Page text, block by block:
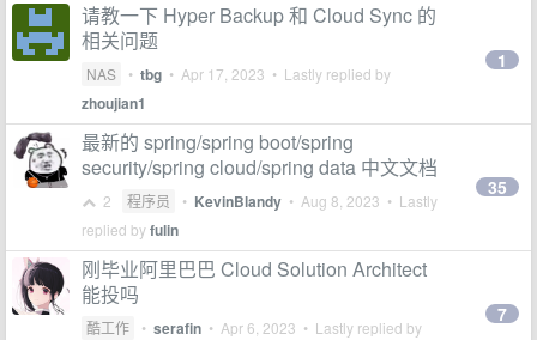
请教一下 Hyper Backup 和 Cloud Sync 的
相关问题
NAS • tbg • Apr 17, 2023 • Lastly replied by
zhoujian1
1
最新的 spring/spring boot/spring
security/spring cloud/spring data 中文文档
2 程序员 • KevinBlandy • Aug 8, 2023 • Lastly
replied byfulin
35
刚毕业阿里巴巴 Cloud Solution Architect
能投吗
酷工作 • serafin • Apr 6, 2023 • Lastly replied by
7